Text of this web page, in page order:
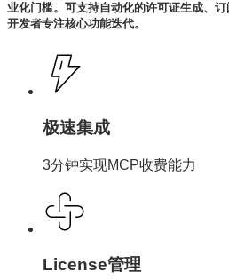
业化门槛。 可支持自动化的许可证生成、
开发者专注核心功能迭代。
极速集成
3分钟实现MCP收费能力
License管理